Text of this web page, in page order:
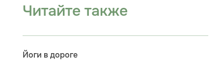
Читайте также
Йоги в дороге